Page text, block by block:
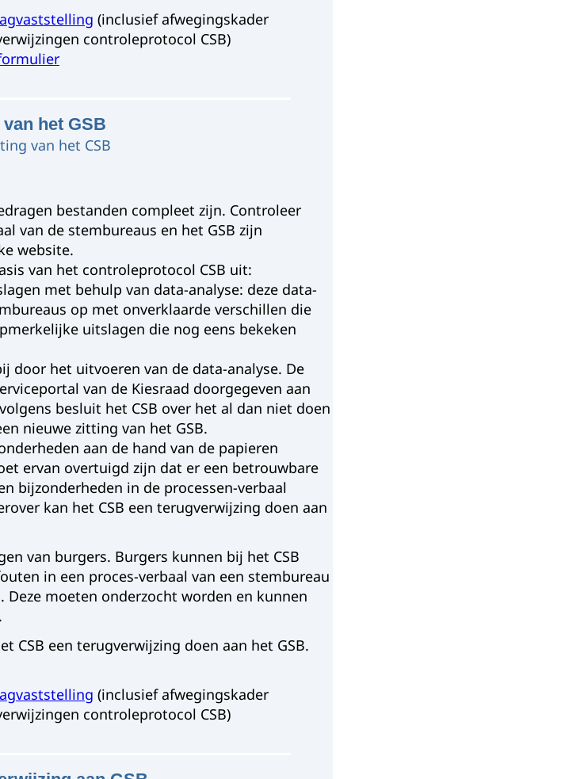
(inclusief afwegingskader
controleprotocol CSB)
het GSB
van het CSB
bestanden compleet zijn. Controleer
van de stembureaus en het GSB zijn
website.
van het controleprotocol CSB uit:
met behulp van data-analyse: deze data-
op met onverklaarde verschillen die
uitslagen die nog eens bekeken
door het uitvoeren van de data-analyse. De
van de Kiesraad doorgegeven aan
besluit het CSB over het al dan niet doen
nieuwe zitting van het GSB.
aan de hand van de papieren
ervan overtuigd zijn dat er een betrouwbare
bijzonderheden in de processen-verbaal
kan het CSB een terugverwijzing doen aan
van burgers. Burgers kunnen bij het CSB
in een proces-verbaal van een stembureau
moeten onderzocht worden en kunnen
CSB een terugverwijzing doen aan het GSB.
(inclusief afwegingskader
controleprotocol CSB)